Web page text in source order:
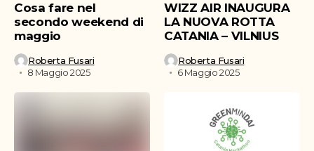
Cosa fare nel
secondo weekend di
maggio
Roberta Fusari
8 Maggio 2025
WIZZ AIR INAUGURA
LA NUOVA ROTTA
CATANIA – VILNIUS
Roberta Fusari
6 Maggio 2025